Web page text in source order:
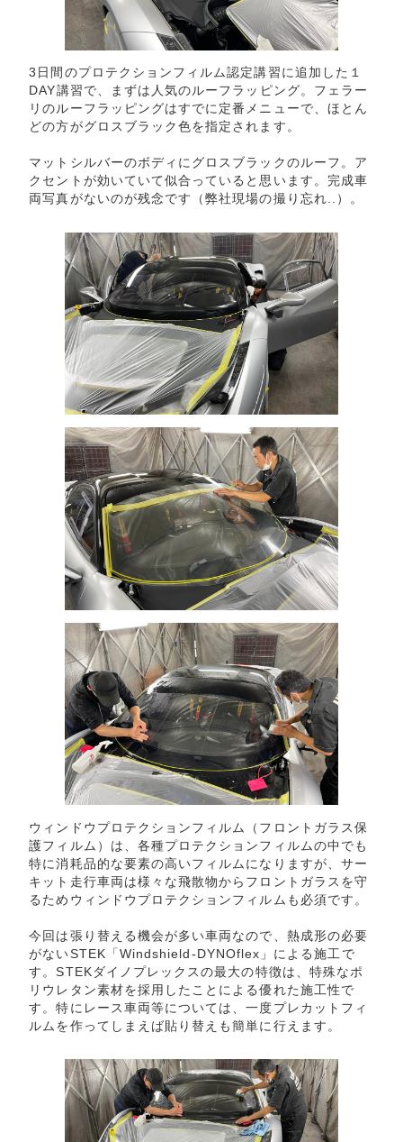
3日間のプロテクションフィルム認定講習に追加した１
DAY講習で、まずは人気のルーフラッピング。フェラー
リのルーフラッピングはすでに定番メニューで、ほとん
どの方がグロスブラック色を指定されます。
マットシルバーのボディにグロスブラックのルーフ。ア
クセントが効いていて似合っていると思います。完成車
両写真がないのが残念です（弊社現場の撮り忘れ..）。
ウィンドウプロテクションフィルム（フロントガラス保
護フィルム）は、各種プロテクションフィルムの中でも
特に消耗品的な要素の高いフィルムになりますが、サー
キット走行車両は様々な飛散物からフロントガラスを守
るためウィンドウプロテクションフィルムも必須です。
今回は張り替える機会が多い車両なので、熱成形の必要
がないSTEK「Windshield-DYNOflex」 による施工で
す。STEKダイノプレックスの最大の特徴は、特殊なポ
リウレタン素材を採用したことによる優れた施工性で
す。特にレース車両等については、一度プレカットフィ
ルムを作ってしまえば貼り替えも簡単に行えます。